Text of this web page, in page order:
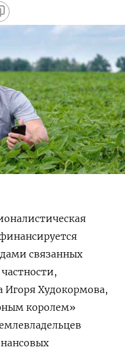
связанных
Игоря Худокормова,
королем»